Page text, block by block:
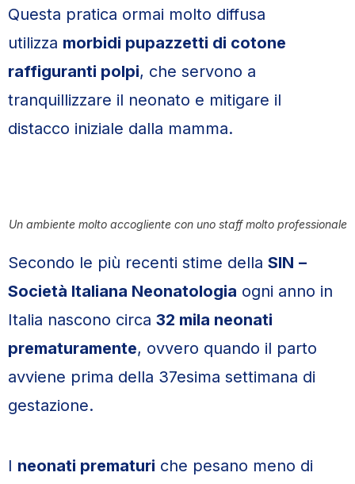
Questa pratica ormai molto diffusa
utilizza morbidi pupazzetti di cotone
raffiguranti polpi, che servono a
tranquillizzare il neonato e mitigare il
distacco iniziale dalla mamma.
Un ambiente molto accogliente con uno staff molto professionale
Secondo le più recenti stime della SIN –
Società Italiana Neonatologia ogni anno in
Italia nascono circa 32 mila neonati
prematuramente, ovvero quando il parto
avviene prima della 37esima settimana di
gestazione.
I neonati prematuri che pesano meno di